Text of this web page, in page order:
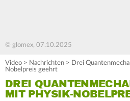
© glomex, 07.10.2025
Video > Nachrichten > Drei
Nobelpreis geehrt
DREI
MIT PHYSIK-